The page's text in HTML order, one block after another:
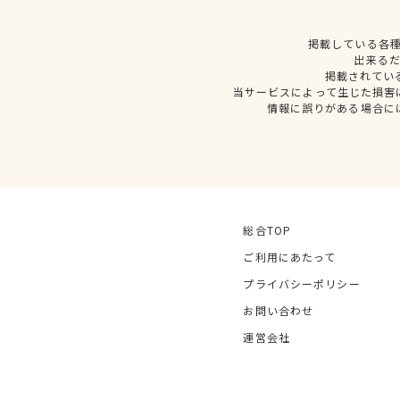
掲載している各
出来る
掲載されてい
当サービスによって生じた損
情報に誤りがある場合
総合TOP
ご利用にあたって
プライバシーポリシー
お問い合わせ
運営会社